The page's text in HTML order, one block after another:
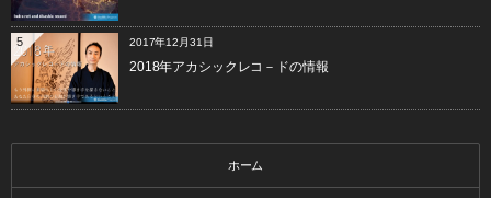
2017年12月31日
2018年アカシックレコ－ドの情報
5
ホーム